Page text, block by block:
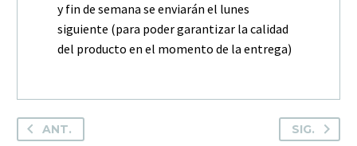
y fin de semana se enviarán el lunes
siguiente (para poder garantizar la calidad
del producto en el momento de la entrega)
ANT. SIG.